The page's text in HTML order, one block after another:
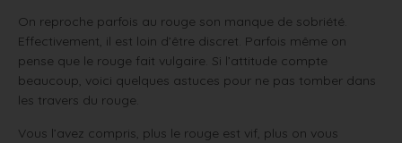
On reproche parfois au rouge son manque de sobriété.
Effectivement, il est loin d’être discret. Parfois même on
pense que le rouge fait vulgaire. Si l’attitude compte
beaucoup, voici quelques astuces pour ne pas tomber dans
les travers du rouge.
Vous l’avez compris, plus le rouge est vif, plus on vous